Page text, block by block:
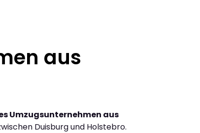
aus
Umzugsunternehmen aus
Duisburg und Holstebro.